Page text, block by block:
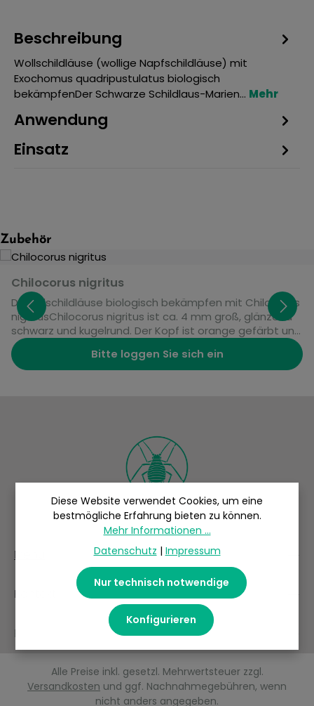
Beschreibung
Wollschildläuse (wollige Napfschildläuse) mit
Exochomus quadripustulatus biologisch
bekämpfenDer Schwarze Schildlaus-Marien… Mehr
Anwendung
Einsatz
Produktgalerie überspringen
Zubehör
Chilocorus nigritus
Deckelschildläuse biologisch bekämpfen mit Chilocorus
nigritusChilocorus nigritus ist ca. 4 mm groß, glänzend
schwarz und kugelrund. Der Kopf ist orange gefärbt und
unter der glänzenden Kugel kaum zu sehen. Die Larven
sind orange-braun gestreift. Charakteristisch ist ihr
stacheliges Aussehen. Käfer und Larven fressen junge
Bitte loggen Sie sich ein
Menü
Kontakt
Folge uns
Alle Preise inkl. gesetzl. Mehrwertsteuer zzgl.
Versandkosten und ggf. Nachnahmegebühren, wenn
nicht anders angegeben.
Diese Website verwendet Cookies, um eine
bestmögliche Erfahrung bieten zu können.
Mehr Informationen ...
Datenschutz | Impressum
Nur technisch notwendige
Konfigurieren